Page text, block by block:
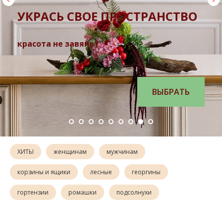
УКРАСЬ СВОЕ ПРОСТРАНСТВО
красота не завянет
ВЫБРАТЬ
ХИТЫ женщинам мужчинам
корзины и ящики лесные георгины
гортензии ромашки подсолнухи